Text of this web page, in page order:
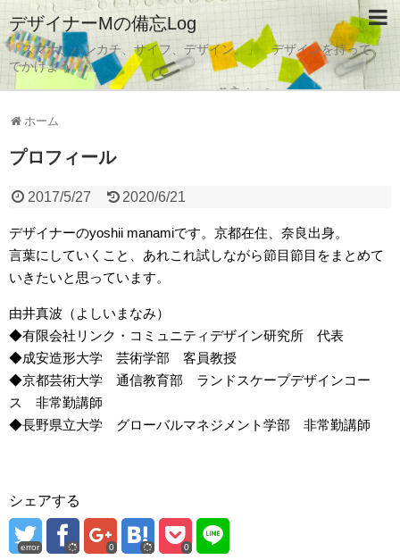
デザイナーMの備忘Log
「スマホ、ハンカチ、サイフ、デザイン。」 デザインを持って
でかけよう。
ホーム
プロフィール
2017/5/27 2020/6/21
デザイナーのyoshii manamiです。京都在住、奈良出身。
言葉にしていくこと、あれこれ試しながら節目節目をまとめて
いきたいと思っています。
由井真波（よしいまなみ）
◆有限会社リンク・コミュニティデザイン研究所 代表
◆成安造形大学 芸術学部 客員教授
◆京都芸術大学 通信教育部 ランドスケープデザインコー
ス 非常勤講師
◆長野県立大学 グローバルマネジメント学部 非常勤講師
シェアする
error 0 0